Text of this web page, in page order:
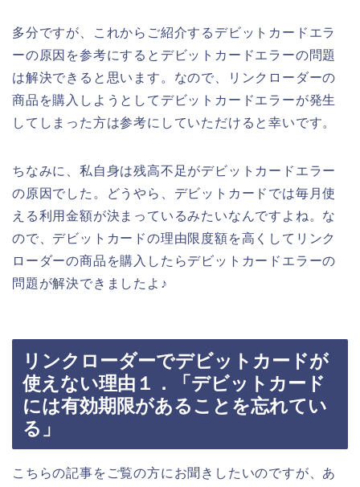
多分ですが、これからご紹介するデビットカードエラ
ーの原因を参考にするとデビットカードエラーの問題
は解決できると思います。なので、リンクローダーの
商品を購入しようとしてデビットカードエラーが発生
してしまった方は参考にしていただけると幸いです。
ちなみに、私自身は残高不足がデビットカードエラー
の原因でした。どうやら、デビットカードでは毎月使
える利用金額が決まっているみたいなんですよね。な
ので、デビットカードの理由限度額を高くしてリンク
ローダーの商品を購入したらデビットカードエラーの
問題が解決できましたよ♪
リンクローダーでデビットカードが
使えない理由１．「デビットカード
には有効期限があることを忘れてい
る」
こちらの記事をご覧の方にお聞きしたいのですが、あ